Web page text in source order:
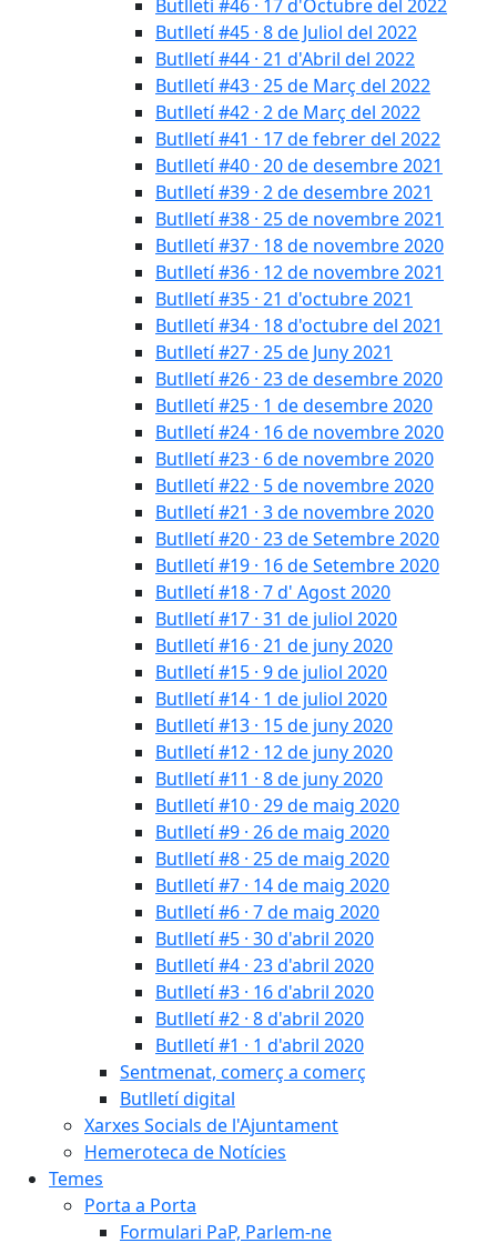
Butlletí #46 · 17 d'Octubre del 2022
Butlletí #45 · 8 de Juliol del 2022
Butlletí #44 · 21 d'Abril del 2022
Butlletí #43 · 25 de Març del 2022
Butlletí #42 · 2 de Març del 2022
Butlletí #41 · 17 de febrer del 2022
Butlletí #40 · 20 de desembre 2021
Butlletí #39 · 2 de desembre 2021
Butlletí #38 · 25 de novembre 2021
Butlletí #37 · 18 de novembre 2020
Butlletí #36 · 12 de novembre 2021
Butlletí #35 · 21 d'octubre 2021
Butlletí #34 · 18 d'octubre del 2021
Butlletí #27 · 25 de Juny 2021
Butlletí #26 · 23 de desembre 2020
Butlletí #25 · 1 de desembre 2020
Butlletí #24 · 16 de novembre 2020
Butlletí #23 · 6 de novembre 2020
Butlletí #22 · 5 de novembre 2020
Butlletí #21 · 3 de novembre 2020
Butlletí #20 · 23 de Setembre 2020
Butlletí #19 · 16 de Setembre 2020
Butlletí #18 · 7 d' Agost 2020
Butlletí #17 · 31 de juliol 2020
Butlletí #16 · 21 de juny 2020
Butlletí #15 · 9 de juliol 2020
Butlletí #14 · 1 de juliol 2020
Butlletí #13 · 15 de juny 2020
Butlletí #12 · 12 de juny 2020
Butlletí #11 · 8 de juny 2020
Butlletí #10 · 29 de maig 2020
Butlletí #9 · 26 de maig 2020
Butlletí #8 · 25 de maig 2020
Butlletí #7 · 14 de maig 2020
Butlletí #6 · 7 de maig 2020
Butlletí #5 · 30 d'abril 2020
Butlletí #4 · 23 d'abril 2020
Butlletí #3 · 16 d'abril 2020
Butlletí #2 · 8 d'abril 2020
Butlletí #1 · 1 d'abril 2020
Sentmenat, comerç a comerç
Butlletí digital
Xarxes Socials de l'Ajuntament
Hemeroteca de Notícies
Temes
Porta a Porta
Formulari PaP, Parlem-ne